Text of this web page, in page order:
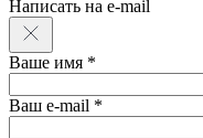
Написать на e-mail
Ваше имя *
Ваш e-mail *